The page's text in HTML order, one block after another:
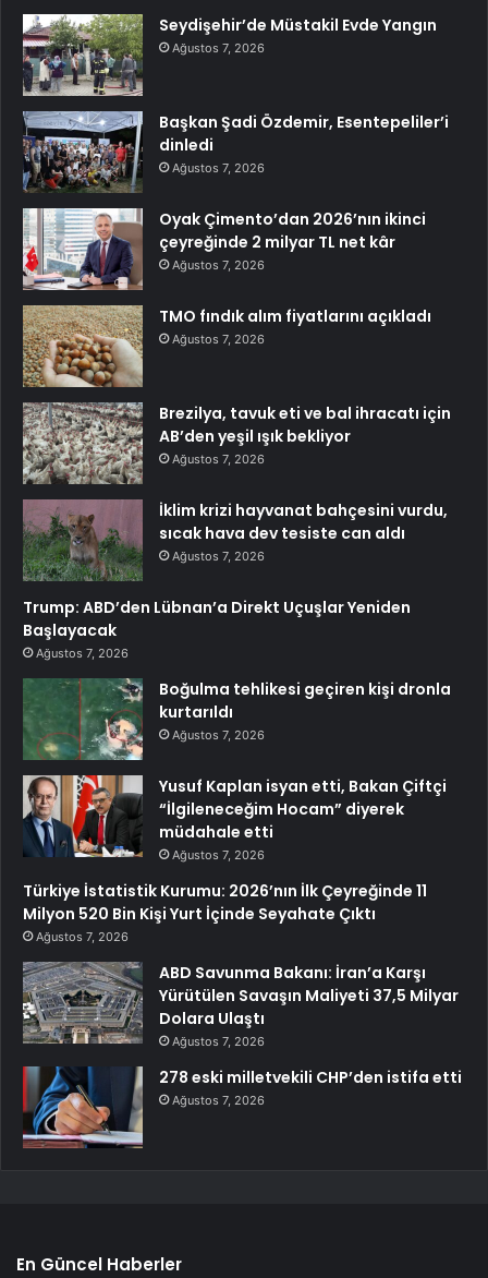
Seydişehir’de Müstakil Evde Yangın
Ağustos 7, 2026
Başkan Şadi Özdemir, Esentepeliler’i
dinledi
Ağustos 7, 2026
Oyak Çimento’dan 2026’nın ikinci
çeyreğinde 2 milyar TL net kâr
Ağustos 7, 2026
TMO fındık alım fiyatlarını açıkladı
Ağustos 7, 2026
Brezilya, tavuk eti ve bal ihracatı için
AB’den yeşil ışık bekliyor
Ağustos 7, 2026
İklim krizi hayvanat bahçesini vurdu,
sıcak hava dev tesiste can aldı
Ağustos 7, 2026
Trump: ABD’den Lübnan’a Direkt Uçuşlar Yeniden
Başlayacak
Ağustos 7, 2026
Boğulma tehlikesi geçiren kişi dronla
kurtarıldı
Ağustos 7, 2026
Yusuf Kaplan isyan etti, Bakan Çiftçi
“İlgileneceğim Hocam” diyerek
müdahale etti
Ağustos 7, 2026
Türkiye İstatistik Kurumu: 2026’nın İlk Çeyreğinde 11
Milyon 520 Bin Kişi Yurt İçinde Seyahate Çıktı
Ağustos 7, 2026
ABD Savunma Bakanı: İran’a Karşı
Yürütülen Savaşın Maliyeti 37,5 Milyar
Dolara Ulaştı
Ağustos 7, 2026
278 eski milletvekili CHP’den istifa etti
Ağustos 7, 2026
En Güncel Haberler